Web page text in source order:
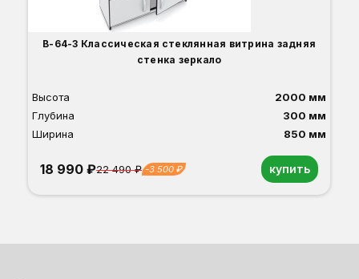
В-64-З Классическая стеклянная витрина задняя
стенка зеркало
Высота
2000 мм
Глубина
300 мм
Ширина
850 мм
18 990 ₽22 490 ₽ -3 500 ₽ купить